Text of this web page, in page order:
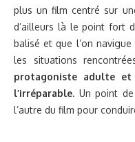
plus un film centré sur
d’ailleurs là le point fort
balisé et que l’on
les situations
protagoniste adulte
l’irréparable. Un point
l’autre du film pour